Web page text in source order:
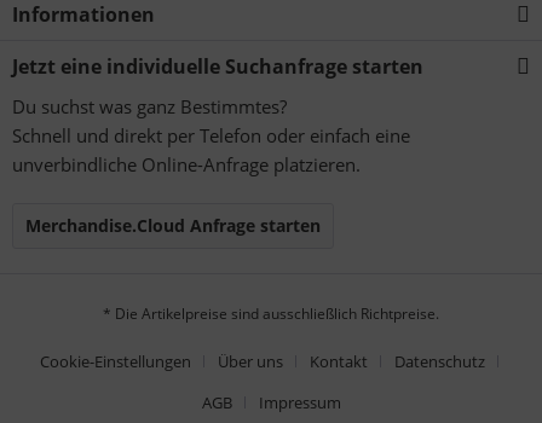
Informationen
Jetzt eine individuelle Suchanfrage starten
Du suchst was ganz Bestimmtes?
Schnell und direkt per Telefon oder einfach eine
unverbindliche Online-Anfrage platzieren.
Merchandise.Cloud Anfrage starten
* Die Artikelpreise sind ausschließlich Richtpreise.
Cookie-Einstellungen Über uns Kontakt
Datenschutz
AGB
Impressum